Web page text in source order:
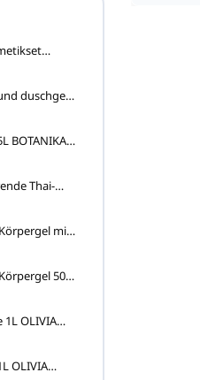
(ohne Seife
duschgel
BOTANIKA
Thai-
Muay
mit
380ml
500
1L OLIVIA
OLIVIA